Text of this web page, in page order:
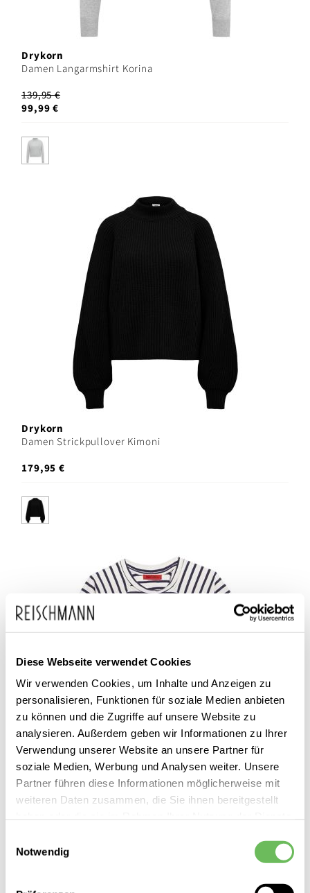
Diese Webseite verwendet Cookies
Wir verwenden Cookies, um Inhalte und Anzeigen zu
personalisieren, Funktionen für soziale Medien anbieten
zu können und die Zugriffe auf unsere Website zu
analysieren. Außerdem geben wir Informationen zu Ihrer
Verwendung unserer Website an unsere Partner für
soziale Medien, Werbung und Analysen weiter. Unsere
Partner führen diese Informationen möglicherweise mit
weiteren Daten zusammen, die Sie ihnen bereitgestellt
Notwendig
Drykorn
Damen Langarmshirt Korina
139,95 €
99,99 €
Drykorn
Damen Strickpullover Kimoni
179,95 €
MAX&Co.
Damen T-Shirt Alida